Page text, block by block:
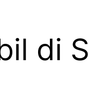
di